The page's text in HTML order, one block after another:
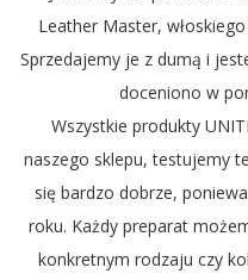
Leather Master,
Sprzedajemy je z dumą i
doceniono w
Wszystkie produkty
naszego sklepu, testujemy
się bardzo dobrze,
roku. Każdy preparat
konkretnym rodzaju czy